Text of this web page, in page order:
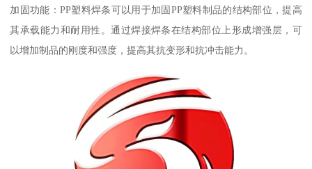
加固功能：PP塑料焊条可以用于加固PP塑料制品的结构部位，提高
其承载能力和耐用性。通过焊接焊条在结构部位上形成增强层，可
以增加制品的刚度和强度，提高其抗变形和抗冲击能力。